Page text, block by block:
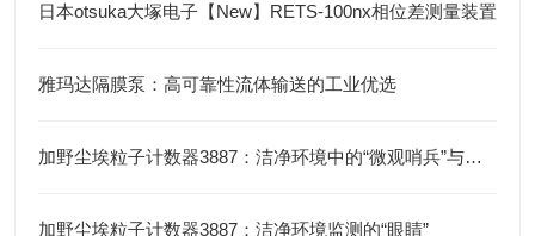
日本otsuka大塚电子【New】RETS-100nx相位差测量装置
雅玛达隔膜泵：高可靠性流体输送的工业优选
加野尘埃粒子计数器3887：洁净环境中的“微观哨兵”与洁净度“审计官”
加野尘埃粒子计数器3887：洁净环境监测的“眼睛”